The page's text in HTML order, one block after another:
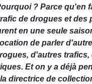
? Parce qu'en
de drogues et des
en une seule
de parler
d'autres trafics,
Et on y a déjà
directrice de